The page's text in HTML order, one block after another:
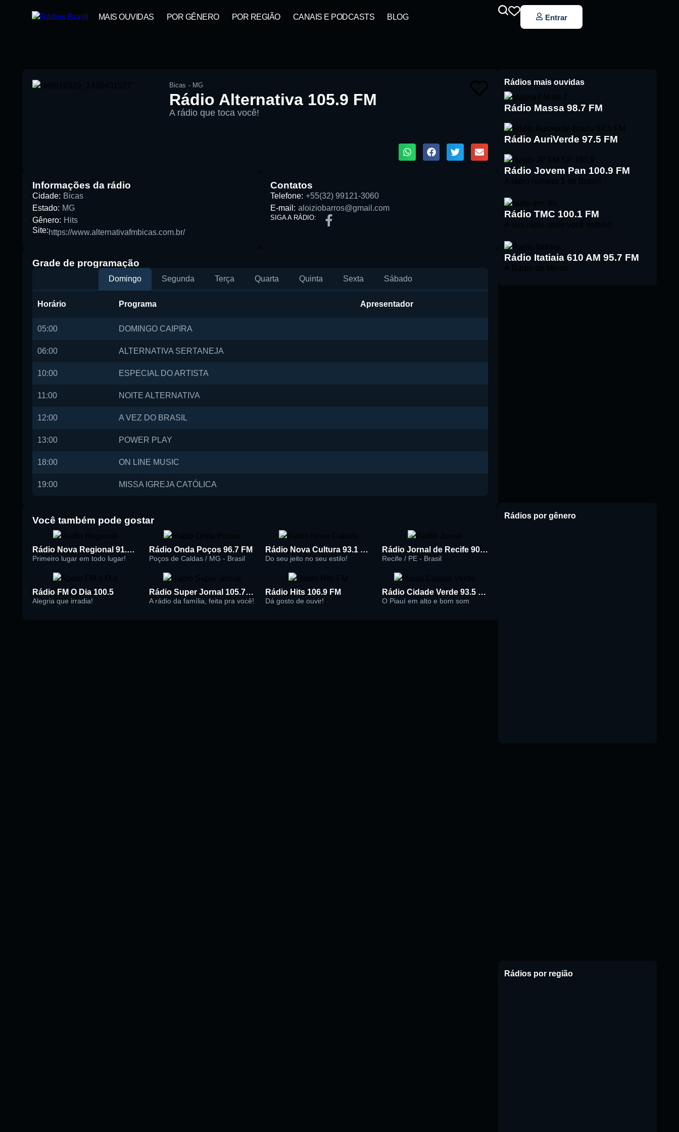
MAIS OUVIDAS POR GÊNERO POR REGIÃO CANAIS E PODCASTS BLOG
Buscar rádio
Entrar
Bicas - MG
Rádio Alternativa 105.9 FM
A rádio que toca você!
Informações da rádio
Cidade: Bicas
Estado: MG
Gênero: Hits
Site:https://www.alternativafmbicas.com.br/
Contatos
Telefone: +55(32) 99121-3060
E-mail: aloiziobarros@gmail.com
SIGA A RÁDIO:
Grade de programação
Domingo Segunda Terça Quarta Quinta Sexta Sábado
Horário Programa Apresentador
05:00 DOMINGO CAIPIRA
06:00 ALTERNATIVA SERTANEJA
10:00 ESPECIAL DO ARTISTA
11:00 NOITE ALTERNATIVA
12:00 A VEZ DO BRASIL
13:00 POWER PLAY
18:00 ON LINE MUSIC
19:00 MISSA IGREJA CATÓLICA
Você também pode gostar
Rádio Nova Regional 91.5 FM
Primeiro lugar em todo lugar!
Rádio Onda Poços 96.7 FM
Poços de Caldas / MG - Brasil
Rádio Nova Cultura 93.1 FM
Do seu jeito no seu estilo!
Rádio Jornal de Recife 90.3 FM
Recife / PE - Brasil
Rádio FM O Dia 100.5
Alegria que irradia!
Rádio Super Jornal 105.7 FM
A rádio da família, feita pra você!
Rádio Hits 106.9 FM
Dá gosto de ouvir!
Rádio Cidade Verde 93.5 FM
O Piauí em alto e bom som
Rádios mais ouvidas
Rádio Massa 98.7 FM
Rádio AuriVerde 97.5 FM
Rádio Jovem Pan 100.9 FM
Rádio TMC 100.1 FM
Rádio Itatiaia 610 AM 95.7 FM
Rádios por gênero
Rádios por região